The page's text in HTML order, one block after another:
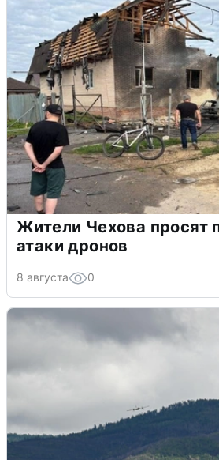
Жители Чехова просят
атаки дронов
8 августа 0